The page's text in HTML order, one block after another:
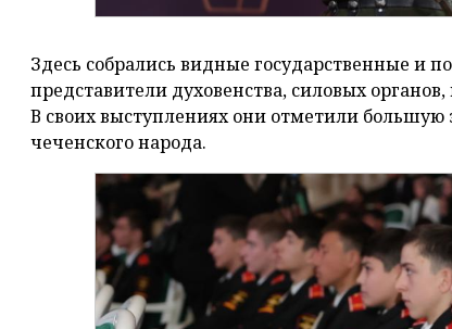
Здесь собрались видные государственные и
представители духовенства, силовых
В своих выступлениях они отметили большую
чеченского народа.